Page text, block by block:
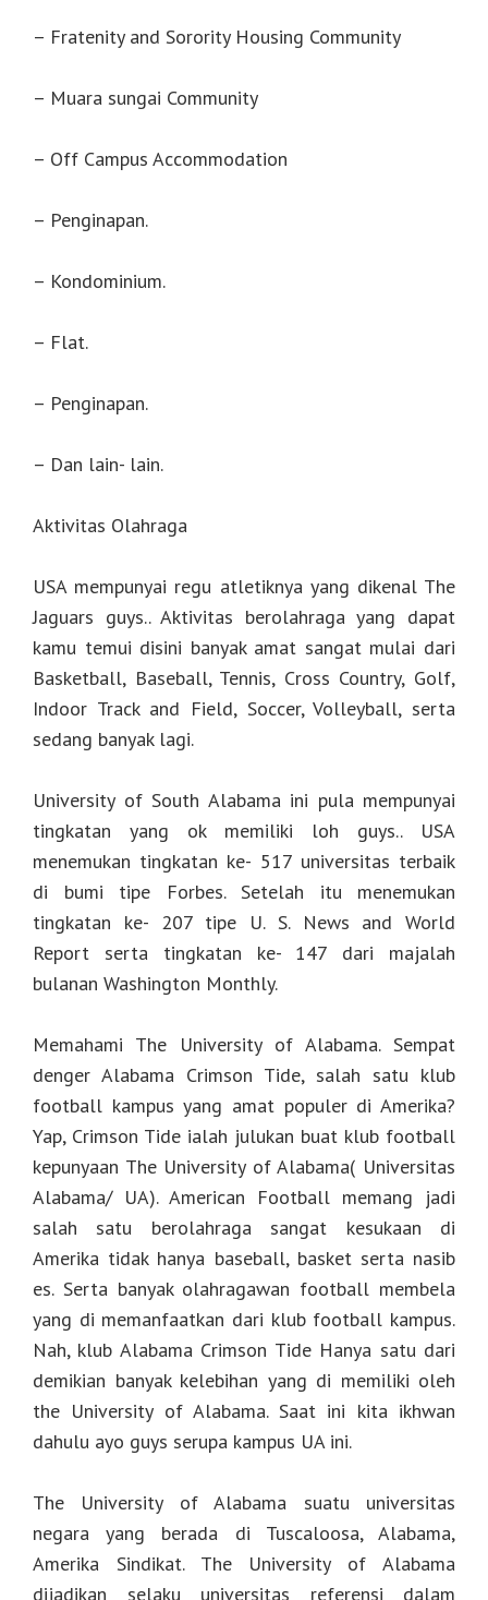
– Fratenity and Sorority Housing Community
– Muara sungai Community
– Off Campus Accommodation
– Penginapan.
– Kondominium.
– Flat.
– Penginapan.
– Dan lain- lain.
Aktivitas Olahraga
USA mempunyai regu atletiknya yang dikenal The
Jaguars guys.. Aktivitas berolahraga yang dapat
kamu temui disini banyak amat sangat mulai dari
Basketball, Baseball, Tennis, Cross Country, Golf,
Indoor Track and Field, Soccer, Volleyball, serta
sedang banyak lagi.
University of South Alabama ini pula mempunyai
tingkatan yang ok memiliki loh guys.. USA
menemukan tingkatan ke- 517 universitas terbaik
di bumi tipe Forbes. Setelah itu menemukan
tingkatan ke- 207 tipe U. S. News and World
Report serta tingkatan ke- 147 dari majalah
bulanan Washington Monthly.
Memahami The University of Alabama. Sempat
denger Alabama Crimson Tide, salah satu klub
football kampus yang amat populer di Amerika?
Yap, Crimson Tide ialah julukan buat klub football
kepunyaan The University of Alabama( Universitas
Alabama/ UA). American Football memang jadi
salah satu berolahraga sangat kesukaan di
Amerika tidak hanya baseball, basket serta nasib
es. Serta banyak olahragawan football membela
yang di memanfaatkan dari klub football kampus.
Nah, klub Alabama Crimson Tide Hanya satu dari
demikian banyak kelebihan yang di memiliki oleh
the University of Alabama. Saat ini kita ikhwan
dahulu ayo guys serupa kampus UA ini.
The University of Alabama suatu universitas
negara yang berada di Tuscaloosa, Alabama,
Amerika Sindikat. The University of Alabama
dijadikan selaku universitas referensi dalam